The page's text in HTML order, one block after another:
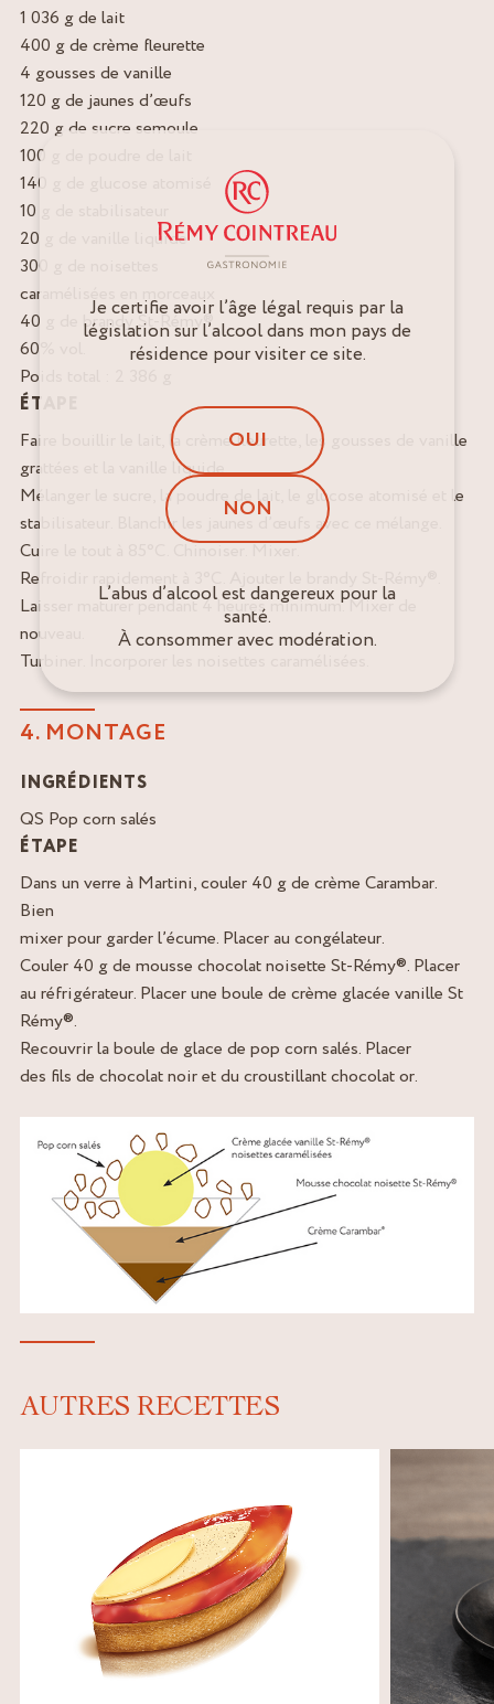
1 036 g de lait
400 g de crème fleurette
4 gousses de vanille
120 g de jaunes d’œufs
220 g de sucre semoule
100 g de poudre de lait
140 g de glucose atomisé
10 g de stabilisateur
20 g de vanille liquide
300 g de noisettes
caramélisées en morceaux
40 g de brandy St-Rémy®
60% vol.
Poids total : 2 386 g
ÉTAPE
Faire bouillir le lait, la crème fleurette, les gousses de vanille
grattées et la vanille liquide.
Mélanger le sucre, la poudre de lait, le glucose atomisé et le
stabilisateur. Blanchir les jaunes d’œufs avec ce mélange.
Cuire le tout à 85°C. Chinoiser. Mixer.
Refroidir rapidement à 3°C. Ajouter le brandy St-Rémy®.
Laisser maturer pendant 4 heures minimum. Mixer de
nouveau.
Turbiner. Incorporer les noisettes caramélisées.
4. MONTAGE
INGRÉDIENTS
QS Pop corn salés
ÉTAPE
Dans un verre à Martini, couler 40 g de crème Carambar.
Bien
mixer pour garder l’écume. Placer au congélateur.
Couler 40 g de mousse chocolat noisette St-Rémy®. Placer
au réfrigérateur. Placer une boule de crème glacée vanille St
Rémy®.
Recouvrir la boule de glace de pop corn salés. Placer
des fils de chocolat noir et du croustillant chocolat or.
AUTRES RECETTES
Je certifie avoir l’âge légal requis par la
législation sur l’alcool dans mon pays de
résidence pour visiter ce site.
OUI
NON
L’abus d’alcool est dangereux pour la
santé.
À consommer avec modération.